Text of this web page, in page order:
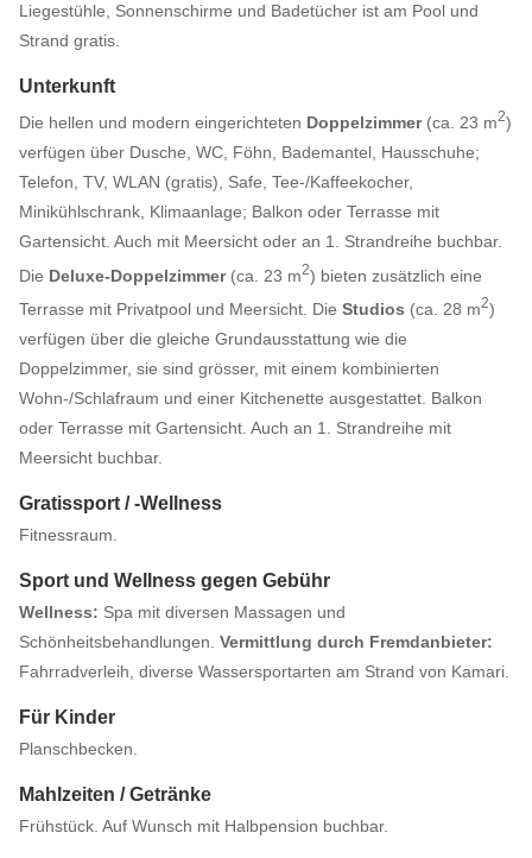
Liegestühle, Sonnenschirme und Badetücher ist am Pool und
Strand gratis.
Unterkunft
Die hellen und modern eingerichteten Doppelzimmer(ca. 23 m2)
verfügen über Dusche, WC, Föhn, Bademantel, Hausschuhe;
Telefon, TV, WLAN (gratis), Safe, Tee-/Kaffeekocher,
Minikühlschrank, Klimaanlage; Balkon oder Terrasse mit
Gartensicht. Auch mit Meersicht oder an 1. Strandreihe buchbar.
Die Deluxe-Doppelzimmer(ca. 23 m2) bieten zusätzlich eine
Terrasse mit Privatpool und Meersicht. Die Studios (ca. 28 m2)
verfügen über die gleiche Grundausstattung wie die
Doppelzimmer, sie sind grösser, mit einem kombinierten
Wohn-/Schlafraum und einer Kitchenette ausgestattet. Balkon
oder Terrasse mit Gartensicht. Auch an 1. Strandreihe mit
Meersicht buchbar.
Gratissport / -Wellness
Fitnessraum.
Sport und Wellness gegen Gebühr
Wellness: Spa mit diversen Massagen und
Schönheitsbehandlungen. Vermittlung durch Fremdanbieter:
Fahrradverleih, diverse Wassersportarten am Strand von Kamari.
Für Kinder
Planschbecken.
Mahlzeiten / Getränke
Frühstück. Auf Wunsch mit Halbpension buchbar.